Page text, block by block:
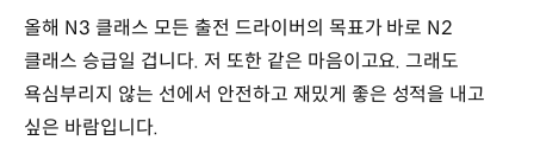
올해 N3 클래스 모든 출전 드라이버의 목표가 바로 N2
클래스 승급일 겁니다. 저 또한 같은 마음이고요. 그래도
욕심부리지 않는 선에서 안전하고 재밌게 좋은 성적을 내고
싶은 바람입니다.